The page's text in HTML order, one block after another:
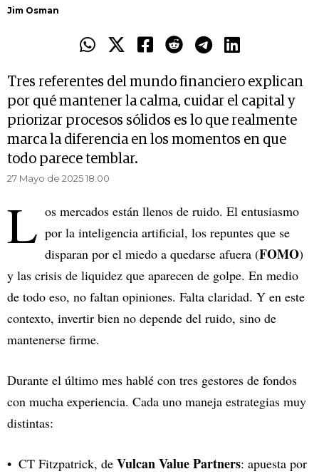
Jim Osman
Tres referentes del mundo financiero explican
por qué mantener la calma, cuidar el capital y
priorizar procesos sólidos es lo que realmente
marca la diferencia en los momentos en que
todo parece temblar.
27 Mayo de 2025 18.00
L os mercados están llenos de ruido. El entusiasmo
por la inteligencia artificial, los repuntes que se
disparan por el miedo a quedarse afuera (FOMO)
y las crisis de liquidez que aparecen de golpe. En medio
de todo eso, no faltan opiniones. Falta claridad. Y en este
contexto, invertir bien no depende del ruido, sino de
mantenerse firme.
Durante el último mes hablé con tres gestores de fondos
con mucha experiencia. Cada uno maneja estrategias muy
distintas:
CT Fitzpatrick, de Vulcan Value Partners: apuesta por